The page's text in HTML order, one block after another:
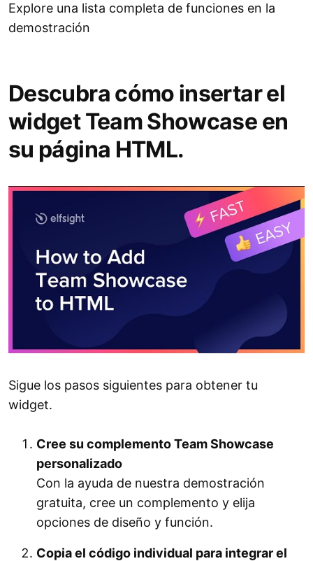
Explore una lista completa de funciones en la
demostración
Descubra cómo insertar el
widget Team Showcase en
su página HTML.
Sigue los pasos siguientes para obtener tu
widget.
Cree su complemento Team Showcase
personalizado
Con la ayuda de nuestra demostración
gratuita, cree un complemento y elija
opciones de diseño y función.
Copia el código individual para integrar el